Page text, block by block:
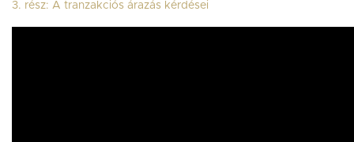
3. rész: A tranzakciós árazás kérdései